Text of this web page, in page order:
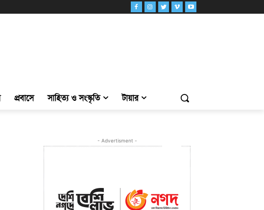
প্রবাসে সাহিত্য ও সংস্কৃতি টায়ার
- Advertisment -